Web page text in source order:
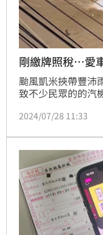
剛繳牌照稅…愛
颱風凱米挾帶豐沛
致不少民眾的的汽
都白繳了。對此，
2024/07/28 11:33